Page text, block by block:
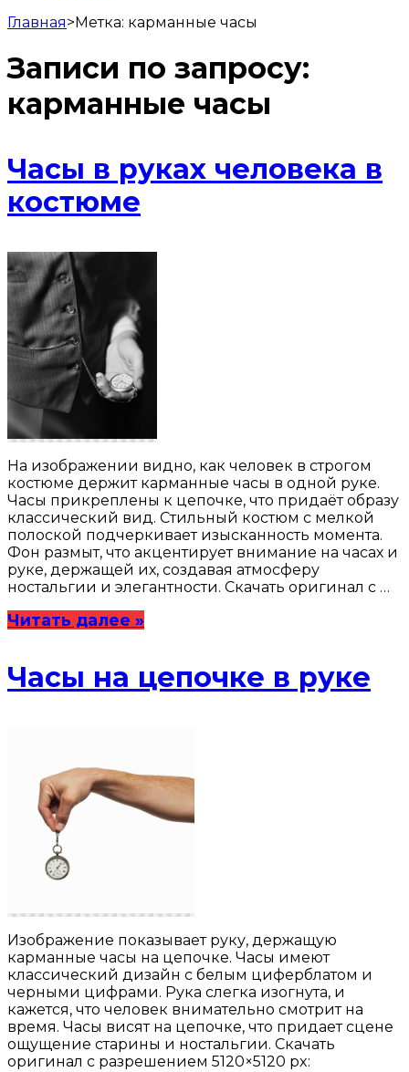
Главная>Метка: карманные часы
Записи по запросу:
карманные часы
Часы в руках человека в
костюме
На изображении видно, как человек в строгом
костюме держит карманные часы в одной руке.
Часы прикреплены к цепочке, что придаёт образу
классический вид. Стильный костюм с мелкой
полоской подчеркивает изысканность момента.
Фон размыт, что акцентирует внимание на часах и
руке, держащей их, создавая атмосферу
ностальгии и элегантности. Скачать оригинал с …
Читать далее »
Часы на цепочке в руке
Изображение показывает руку, держащую
карманные часы на цепочке. Часы имеют
классический дизайн с белым циферблатом и
черными цифрами. Рука слегка изогнута, и
кажется, что человек внимательно смотрит на
время. Часы висят на цепочке, что придает сцене
ощущение старины и ностальгии. Скачать
оригинал с разрешением 5120×5120 px: